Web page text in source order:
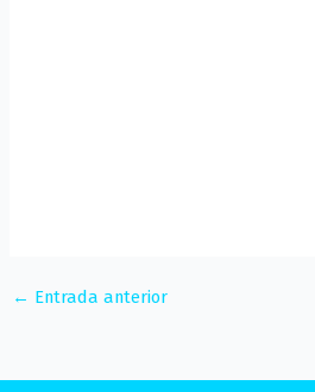
← Entrada anterior